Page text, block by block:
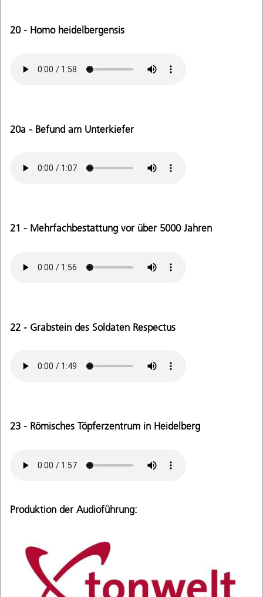
20 - Homo heidelbergensis
20a - Befund am Unterkiefer
21 - Mehrfachbestattung vor über 5000 Jahren
22 - Grabstein des Soldaten Respectus
23 - Römisches Töpferzentrum in Heidelberg
Produktion der Audioführung: